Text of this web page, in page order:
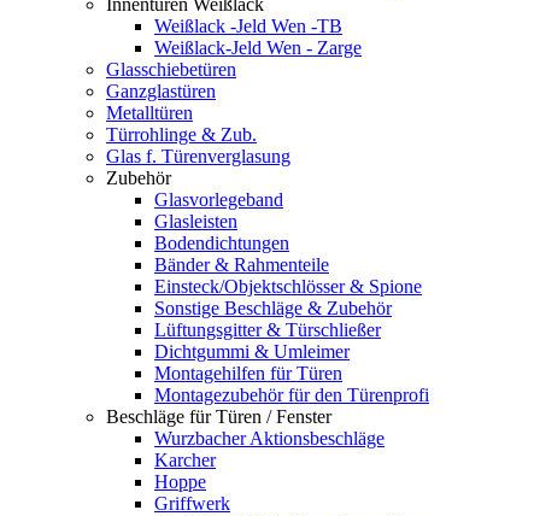
Innentüren Weißlack
Weißlack -Jeld Wen -TB
Weißlack-Jeld Wen - Zarge
Glasschiebetüren
Ganzglastüren
Metalltüren
Türrohlinge & Zub.
Glas f. Türenverglasung
Zubehör
Glasvorlegeband
Glasleisten
Bodendichtungen
Bänder & Rahmenteile
Einsteck/Objektschlösser & Spione
Sonstige Beschläge & Zubehör
Lüftungsgitter & Türschließer
Dichtgummi & Umleimer
Montagehilfen für Türen
Montagezubehör für den Türenprofi
Beschläge für Türen / Fenster
Wurzbacher Aktionsbeschläge
Karcher
Hoppe
Griffwerk